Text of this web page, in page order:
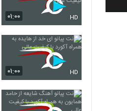
۰۱:۰۰ HD
۰۱:۰۰ HD